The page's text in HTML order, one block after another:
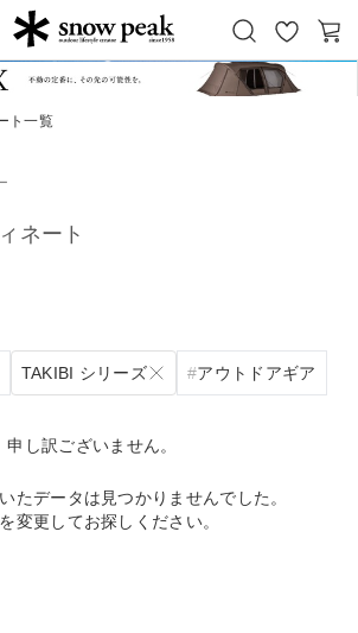
Snow Peak
お
気
カ
ト一覧
ネート
TAKIBI シリーズ アウトドアギア
申し訳ございません。
たデータは見つかりませんでした。
変更してお探しください。